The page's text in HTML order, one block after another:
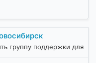
группу поддержки для